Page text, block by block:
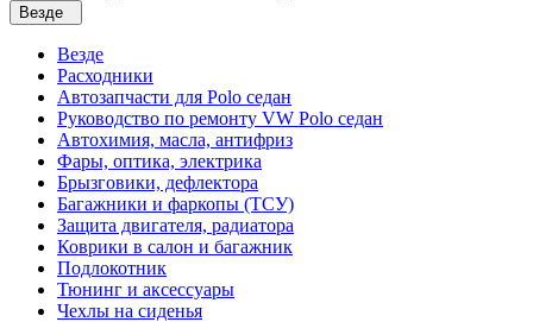
Везде
Везде
Расходники
Автозапчасти для Polo седан
Руководство по ремонту VW Polo седан
Автохимия, масла, антифриз
Фары, оптика, электрика
Брызговики, дефлектора
Багажники и фаркопы (ТСУ)
Защита двигателя, радиатора
Коврики в салон и багажник
Подлокотник
Тюнинг и аксессуары
Чехлы на сиденья